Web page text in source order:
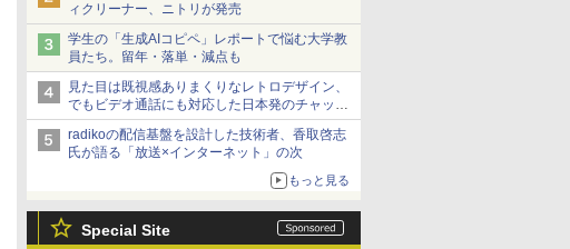
ィクリーナー、ニトリが発売
学生の「生成AIコピペ」レポートで悩む大学教
員たち。留年・落単・減点も
見た目は既視感ありまくりなレトロデザイン、
でもビデオ通話にも対応した日本発のチャット
アプリが登場【やじうまWatch】
radikoの配信基盤を設計した技術者、香取啓志
氏が語る「放送×インターネット」の次
もっと見る
Special Site